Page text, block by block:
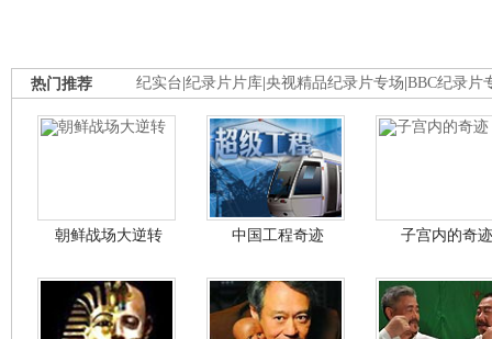
纪实台 纪录片片库 央视精品纪录片专场 BBC纪录片
热门推荐
朝鲜战场大逆转 中国工程奇迹 子宫内的奇迹